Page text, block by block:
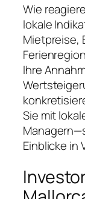
Wie
lokale
Mietpreise,
Ihre
Sie mit
Einblicke in